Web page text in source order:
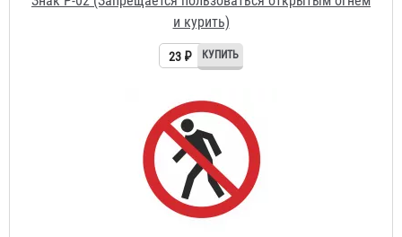
Знак P-03 (Проход запрещен)
23 ₽